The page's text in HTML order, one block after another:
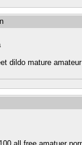
dildo mature